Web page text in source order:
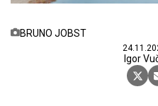
BRUNO JOBST
Igor